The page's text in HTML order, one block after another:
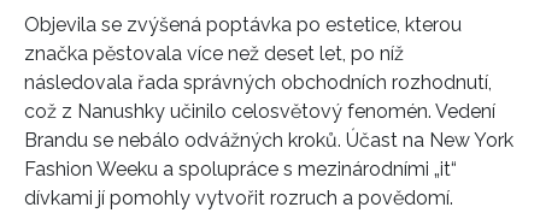
Objevila se zvýšená poptávka po estetice, kterou
značka pěstovala více než deset let, po níž
následovala řada správných obchodních rozhodnutí,
což z Nanushky učinilo celosvětový fenomén. Vedení
Brandu se nebálo odvážných kroků. Účast na New York
Fashion Weeku a spolupráce s mezinárodními „it“
dívkami jí pomohly vytvořit rozruch a povědomí.